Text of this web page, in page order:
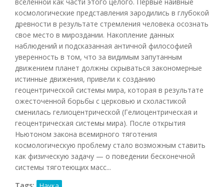
космологические представления зародились в глубокой
древности в результате стремления человека осознать
свое место в мироздании. Накопление данных
наблюдений и подсказанная античной философией
уверенность в том, что за видимым запутанным
движением планет должны скрываться закономерные
истинные движения, привели к созданию
геоцентрической системы мира, которая в результате
ожесточенной борьбы с церковью и схоластикой
сменилась гелиоцентрической (Гелиоцентрическая и
геоцентрическая системы мира). После открытия
Ньютоном закона всемирного тяготения
космологическую проблему стало возможным ставить
как физическую задачу — о поведении бесконечной
системы тяготеющих масс...
Tags: